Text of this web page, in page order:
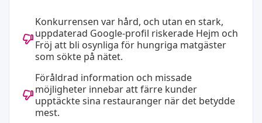
Konkurrensen var hård, och utan en stark,
uppdaterad Google-profil riskerade Hejm och
Fröj att bli osynliga för hungriga matgäster
som sökte på nätet.
Föråldrad information och missade
möjligheter innebar att färre kunder
upptäckte sina restauranger när det betydde
mest.